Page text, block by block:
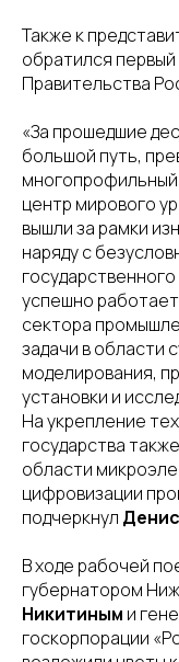
Также к
обратился
Правительства
«За прошедшие
большой путь,
центр мирового
вышли за рамки
наряду с
успешно
сектора
задачи в области
моделирования,
установки и
На укрепление
государства
области
цифровизации
подчеркнул
В ходе рабочей
губернатором
Никитиным и
госкорпорации